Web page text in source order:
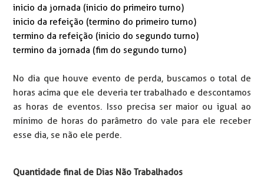
inicio da jornada (inicio do primeiro turno)
inicio da refeição (termino do primeiro turno)
termino da refeição (inicio do segundo turno)
termino da jornada (fim do segundo turno)
No dia que houve evento de perda, buscamos o total de
horas acima que ele deveria ter trabalhado e descontamos
as horas de eventos. Isso precisa ser maior ou igual ao
mínimo de horas do parâmetro do vale para ele receber
esse dia, se não ele perde.
Quantidade final de Dias Não Trabalhados